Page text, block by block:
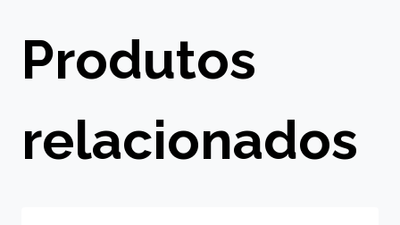
Produtos
relacionados